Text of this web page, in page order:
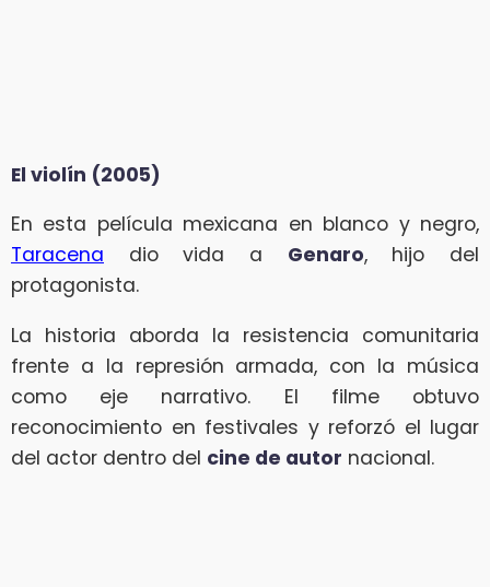
El violín (2005)
En esta película mexicana en blanco y negro,
Taracena dio vida a Genaro, hijo del
protagonista.
La historia aborda la resistencia comunitaria
frente a la represión armada, con la música
como eje narrativo. El filme obtuvo
reconocimiento en festivales y reforzó el lugar
del actor dentro del cine de autor nacional.